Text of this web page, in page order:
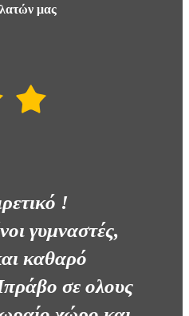
μας
!
γυμναστές,
καθαρό
σε ολους